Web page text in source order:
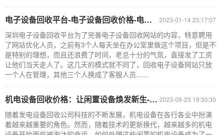
2023-01-14 23:17:07
电子设备回收平台-电子设备回收价格-电子设备回收手机报价
深圳电子设备回收平台为了完善电子设备回收网站的内容，特意聘用
了网站优化人员，之前有3个人每天坐在办公室里做这个项目，但是不
是特别的理想，而且还浪费了时间，老总十分的气氛，直接发了工资
让他们当天走人了。这几天的模式就不同了，回收电子设备网站只放
一个人在管理，其他三个人换成了客服人员......
2023-09-23 19:30:30
机电设备回收价格：让闲置设备焕发新生-发电设备回收公司
随着发电设备回收公司科技的不断发展，机电设备在各行各业中扮演
着越来越重要的角色。然而，随着技术的更新换代，越来越多的机电